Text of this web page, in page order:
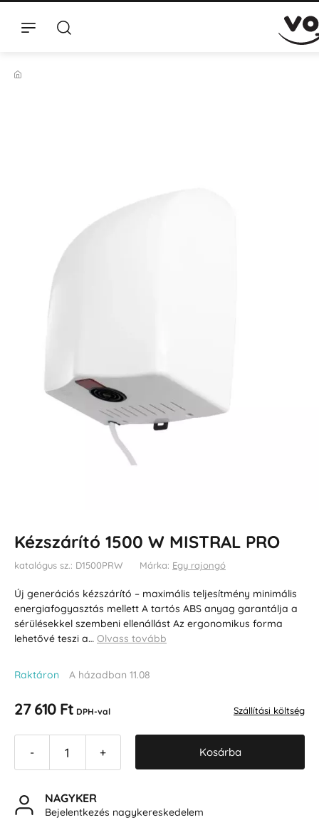
Kézszárító 1500 W MISTRAL PRO
katalógus sz.: D1500PRW Márka: Egy rajongó
Új generációs kézszárító – maximális teljesítmény minimális
energiafogyasztás mellett A tartós ABS anyag garantálja a
sérülésekkel szembeni ellenállást Az ergonomikus forma
lehetővé teszi a… Olvass tovább
Raktáron A házadban 11.08
27 610 Ft DPH-val Szállítási költség
- + Kosárba
NAGYKER
Bejelentkezés nagykereskedelem